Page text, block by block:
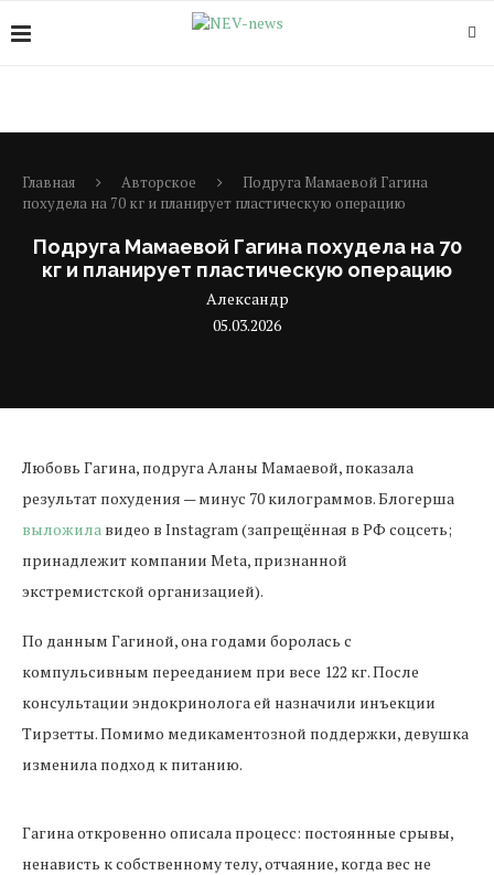
Главная Авторское
Подруга Мамаевой Гагина
похудела на 70 кг и планирует пластическую операцию
Подруга Мамаевой Гагина похудела на 70
кг и планирует пластическую операцию
Александр
05.03.2026
Любовь Гагина, подруга Аланы Мамаевой, показала
результат похудения — минус 70 килограммов. Блогерша
выложила видео в Instagram (запрещённая в РФ соцсеть;
принадлежит компании Meta, признанной
экстремистской организацией).
По данным Гагиной, она годами боролась с
компульсивным перееданием при весе 122 кг. После
консультации эндокринолога ей назначили инъекции
Тирзетты. Помимо медикаментозной поддержки, девушка
изменила подход к питанию.
Гагина откровенно описала процесс: постоянные срывы,
ненависть к собственному телу, отчаяние, когда вес не